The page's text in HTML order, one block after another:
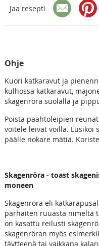
Jaa resepti
Ohje
Kuori katkaravut ja
kulhossa katkaravut,
skagenröra suolalla ja
Poista paahtoleipien
voitele leivät voilla. Lusikoi
päälle nokare mätiä.
Skagenröra - toast
moneen
Skagenröra eli
parhaiten ruuasta nimeltä
on kasattu reilusti
skagenröran myös
täytteenä tai vaikkapa